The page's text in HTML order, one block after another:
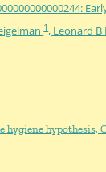
1, Leonard
hygiene hypothesis,